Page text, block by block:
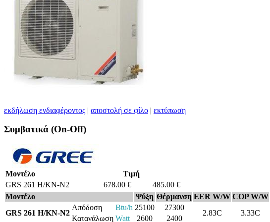
εκδήλωση ενδιαφέροντος | αποστολή σε φίλο | εκτύπωση
Συμβατικά (On-Off)
Μοντέλο
Τιμή
GRS 261 H/KN-N2
678.00 €
485.00 €
Μοντέλο
Ψύξη Θέρμανση EER W/W COP W/W
GRS 261 H/KN-N2
Απόδοση Btu/h 25100 27300
2.83C 3.33C
Κατανάλωση Watt 2600 2400